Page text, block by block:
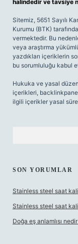
halindedir ve tavsiye
Sitemiz, 5651 Sayılı
Kurumu (BTK)
vermektedir. Bu
veya araştırma
yazdıkları içeriklerin
bu sorumluluğu kabul
Hukuka ve yasal
içerikleri,
ilgili içerikler yasal
SON YORUMLAR
Stainless steel saat
Stainless steel saat
Doğa eş anlamlısı